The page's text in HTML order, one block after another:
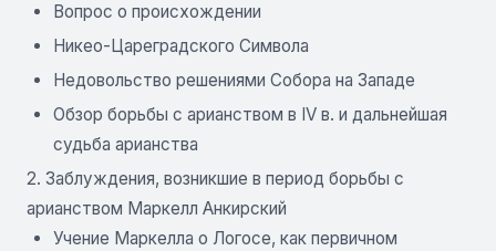
Вопрос о происхождении
Никео-Цареградского Символа
Недовольство решениями Собора на Западе
Обзор борьбы с арианством в IV в. и дальнейшая
судьба арианства
2. Заблуждения, возникшие в период борьбы с
арианством Маркелл Анкирский
Учение Маркелла о Логосе, как первичном